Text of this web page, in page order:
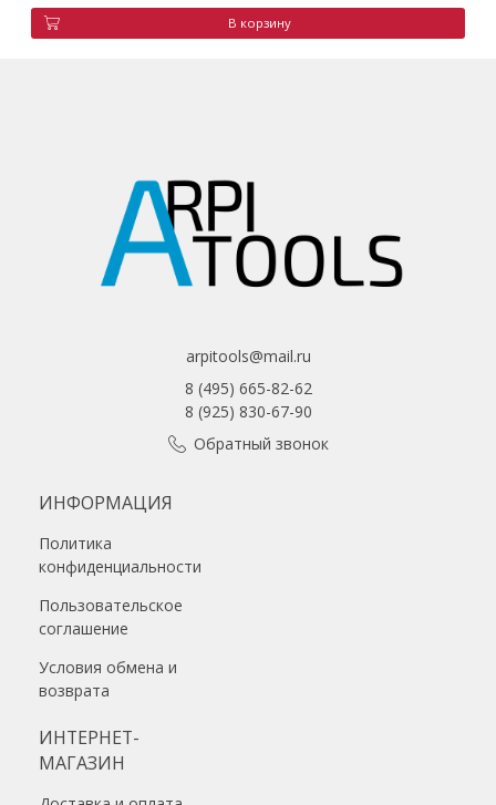
В корзину
arpitools@mail.ru
8 (495) 665-82-62
8 (925) 830-67-90
Обратный звонок
ИНФОРМАЦИЯ
Политика
конфиденциальности
Пользовательское
соглашение
Условия обмена и
возврата
ИНТЕРНЕТ-
МАГАЗИН